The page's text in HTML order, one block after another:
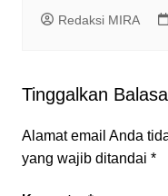
Redaksi MIRA
Tinggalkan
Alamat email Anda
yang wajib ditandai *